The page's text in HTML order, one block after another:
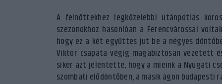
A felnőttekhez legközelebbi utánpótlás
szezonokhoz hasonlóan a Ferencvárossal
hogy ez a két együttes jut be a négyes
Viktor csapata végig magabiztosan vezetett
siker azt jelentette, hogy a mieink a Nyugati
szombati elődöntőben, a másik ágon budapesti